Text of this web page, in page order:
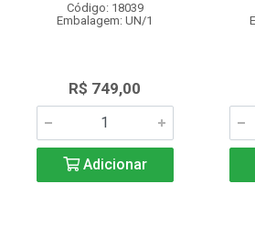
Código: 18039
Embalagem: UN/1
R$ 749,00
Adicionar